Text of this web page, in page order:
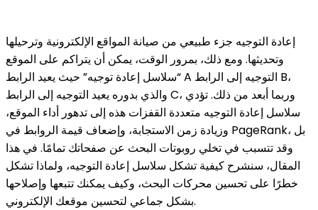
إعادة التوجيه جزء طبيعي من صيانة المواقع الإلكترونية وترحيلها
وتحديثها. ومع ذلك، بمرور الوقت، يمكن أن يتراكم على الموقع
“سلاسل إعادة توجيه” حيث يعيد الرابط A التوجيه إلى الرابط B،
والذي بدوره يعيد التوجيه إلى الرابط C، وربما أبعد من ذلك. تؤدي
سلاسل إعادة التوجيه متعددة القفزات هذه إلى تدهور أداء الموقع،
وزيادة زمن الاستجابة، وإضعاف قيمة الروابط في PageRank، بل
وقد تتسبب في تخلي روبوتات البحث عن صفحاتك تمامًا. في هذا
المقال، سنشرح كيفية تشكل سلاسل إعادة التوجيه، ولماذا تشكل
خطرًا على تحسين محركات البحث، وكيف يمكنك تتبعها وإصلاحها
بشكل جماعي لتحسين موقعك الإلكتروني.